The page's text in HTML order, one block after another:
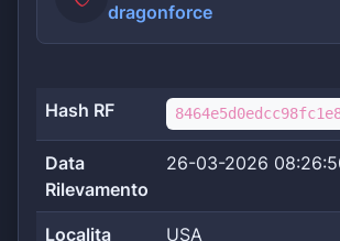
dragonforce
Hash RF
Data
Rilevamento
26-03-2026
Localita
USA